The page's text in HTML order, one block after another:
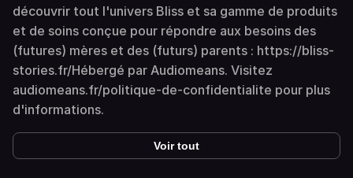
découvrir tout l'univers Bliss et sa gamme de produits
et de soins conçue pour répondre aux besoins des
(futures) mères et des (futurs) parents : https://bliss-
stories.fr/Hébergé par Audiomeans. Visitez
audiomeans.fr/politique-de-confidentialite pour plus
d'informations.
Voir tout